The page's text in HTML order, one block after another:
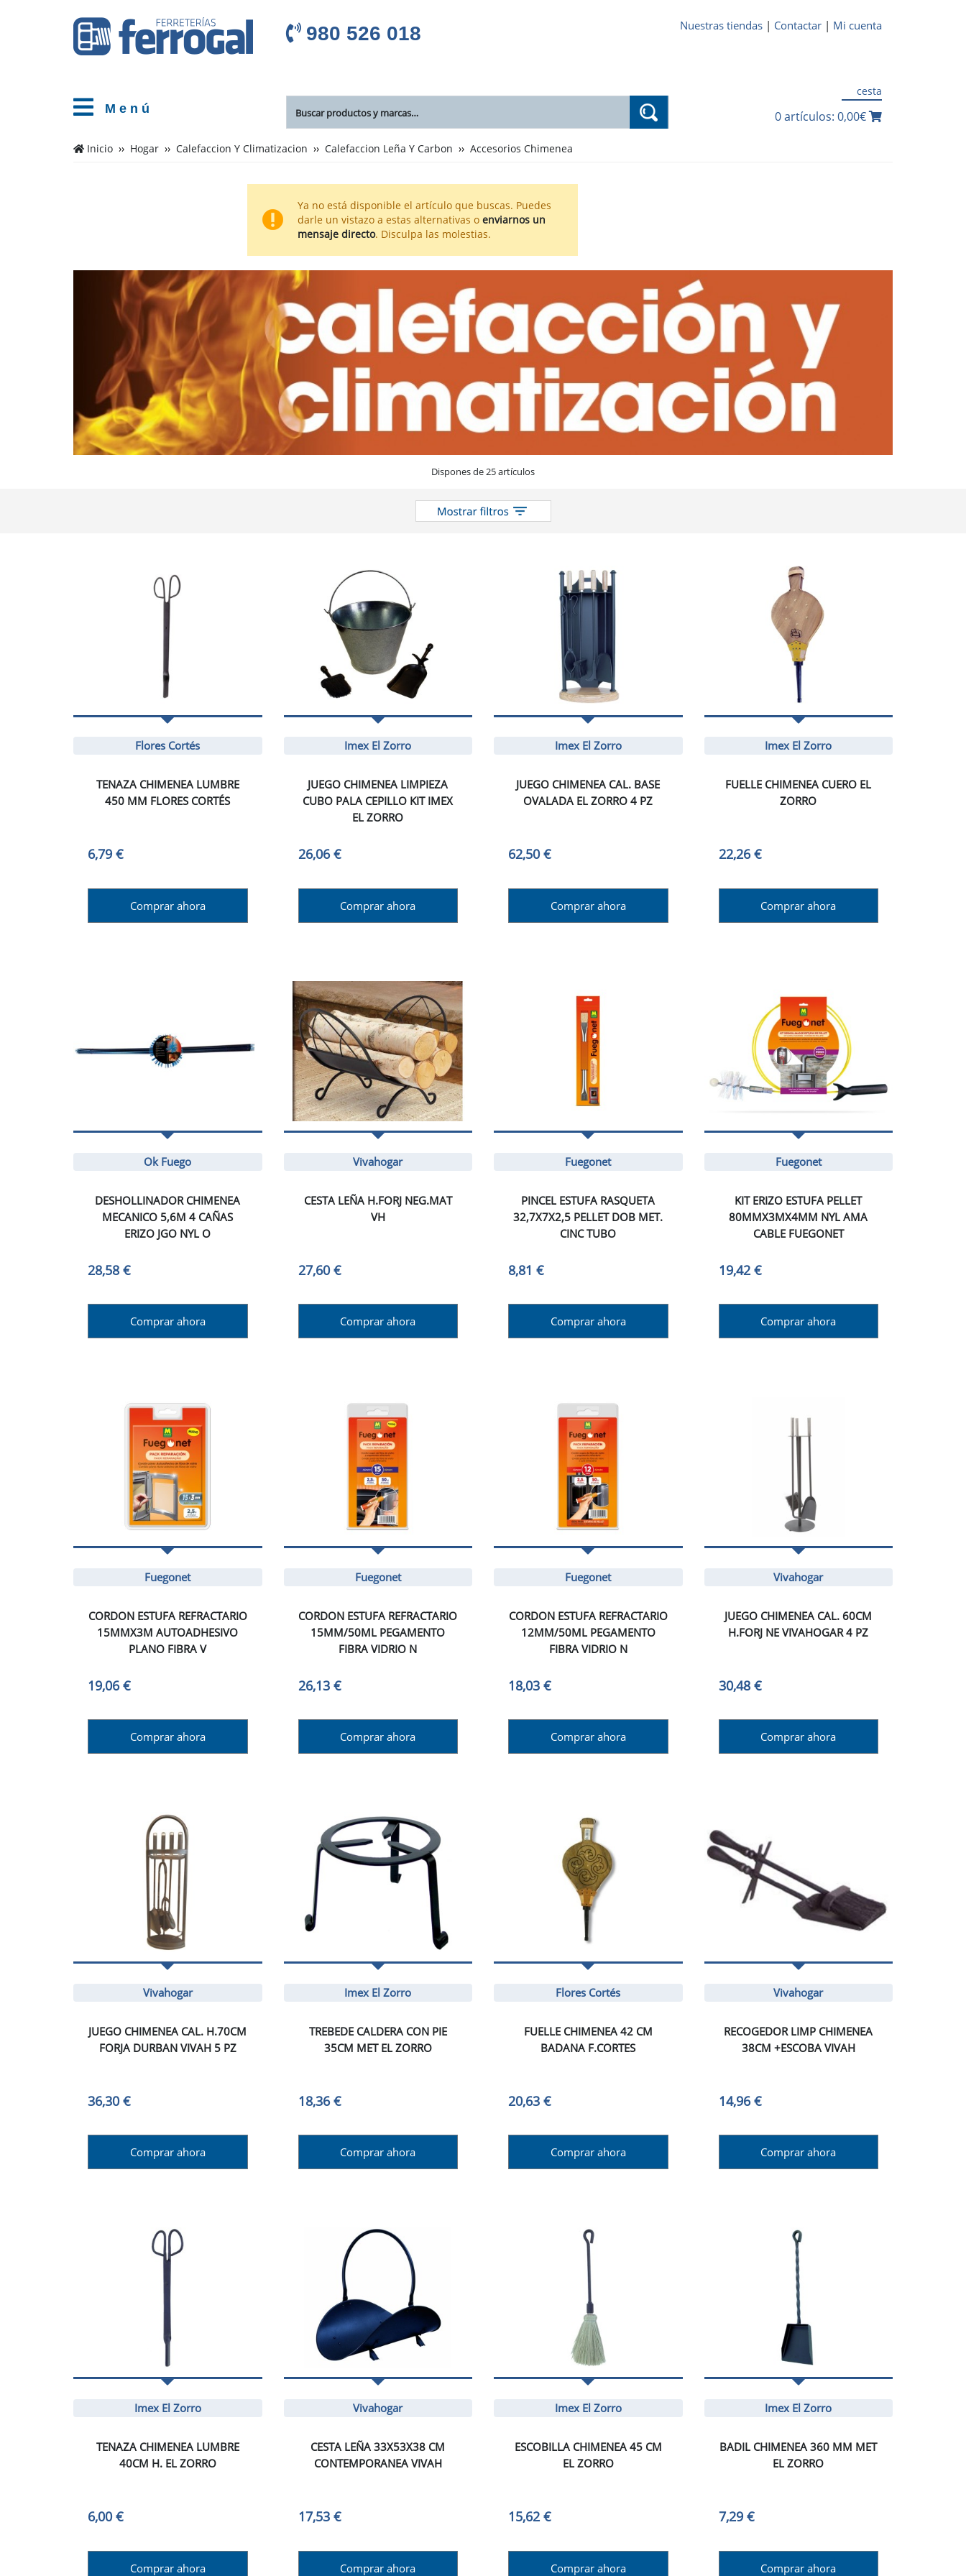
M e n ú
980 526 018 Nuestras tiendas | Contactar | Mi cuenta
cesta
0 artículos: 0,00€
Cientos
Chimenea
catálogo
Inicio Hogar Calefaccion Y Climatizacion Calefaccion Leña Y Carbon Accesorios Chimenea
Ya no está disponible el artículo que buscas. Puedes
darle un vistazo a estas alternativas o enviarnos un
mensaje directo. Disculpa las molestias.
Dispones de 25 artículos
Flores Cortés
TENAZA CHIMENEA LUMBRE
450 MM FLORES CORTÉS
6,79 €
Comprar ahora
Imex El Zorro
JUEGO CHIMENEA LIMPIEZA
CUBO PALA CEPILLO KIT IMEX
EL ZORRO
26,06 €
Comprar ahora
Imex El Zorro
JUEGO CHIMENEA CAL. BASE
OVALADA EL ZORRO 4 PZ
62,50 €
Comprar ahora
Imex El Zorro
FUELLE CHIMENEA CUERO EL
ZORRO
22,26 €
Comprar ahora
Ok Fuego
DESHOLLINADOR CHIMENEA
MECANICO 5,6M 4 CAÑAS
ERIZO JGO NYL O
28,58 €
Comprar ahora
Vivahogar
CESTA LEÑA H.FORJ NEG.MAT
VH
27,60 €
Comprar ahora
Fuegonet
PINCEL ESTUFA RASQUETA
32,7X7X2,5 PELLET DOB MET.
CINC TUBO
8,81 €
Comprar ahora
Fuegonet
KIT ERIZO ESTUFA PELLET
80MMX3MX4MM NYL AMA
CABLE FUEGONET
19,42 €
Comprar ahora
Fuegonet
CORDON ESTUFA REFRACTARIO
15MMX3M AUTOADHESIVO
PLANO FIBRA V
19,06 €
Comprar ahora
Fuegonet
CORDON ESTUFA REFRACTARIO
15MM/50ML PEGAMENTO
FIBRA VIDRIO N
26,13 €
Comprar ahora
Fuegonet
CORDON ESTUFA REFRACTARIO
12MM/50ML PEGAMENTO
FIBRA VIDRIO N
18,03 €
Comprar ahora
Vivahogar
JUEGO CHIMENEA CAL. 60CM
H.FORJ NE VIVAHOGAR 4 PZ
30,48 €
Comprar ahora
Vivahogar
JUEGO CHIMENEA CAL. H.70CM
FORJA DURBAN VIVAH 5 PZ
36,30 €
Comprar ahora
Imex El Zorro
TREBEDE CALDERA CON PIE
35CM MET EL ZORRO
18,36 €
Comprar ahora
Flores Cortés
FUELLE CHIMENEA 42 CM
BADANA F.CORTES
20,63 €
Comprar ahora
Vivahogar
RECOGEDOR LIMP CHIMENEA
38CM +ESCOBA VIVAH
14,96 €
Comprar ahora
Imex El Zorro
TENAZA CHIMENEA LUMBRE
40CM H. EL ZORRO
6,00 €
Comprar ahora
Vivahogar
CESTA LEÑA 33X53X38 CM
CONTEMPORANEA VIVAH
17,53 €
Comprar ahora
Imex El Zorro
ESCOBILLA CHIMENEA 45 CM
EL ZORRO
15,62 €
Comprar ahora
Imex El Zorro
BADIL CHIMENEA 360 MM MET
EL ZORRO
7,29 €
Comprar ahora